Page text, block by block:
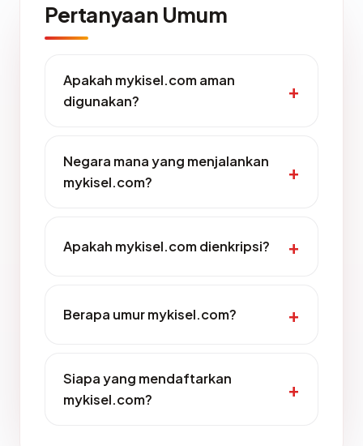
Pertanyaan Umum
Apakah mykisel.com aman
digunakan?
Negara mana yang menjalankan
mykisel.com?
Apakah mykisel.com dienkripsi?
Berapa umur mykisel.com?
Siapa yang mendaftarkan
mykisel.com?